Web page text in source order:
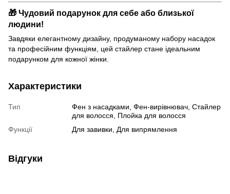
🎁 Чудовий подарунок для себе або близької
людини!
Завдяки елегантному дизайну, продуманому набору насадок
та професійним функціям, цей стайлер стане ідеальним
подарунком для кожної жінки.
Характеристики
Тип
Фен з насадками, Фен-вирівнювач, Стайлер
для волосся, Плойка для волосся
Функції
Для завивки, Для випрямлення
Відгуки